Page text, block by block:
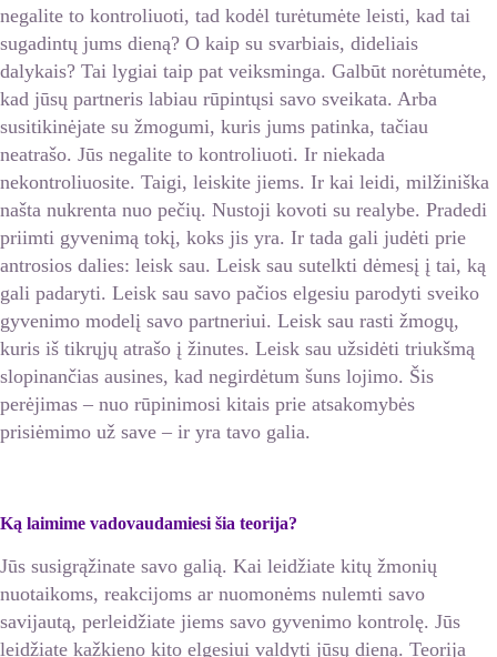
negalite to kontroliuoti, tad kodėl turėtumėte leisti, kad tai
sugadintų jums dieną? O kaip su svarbiais, dideliais
dalykais? Tai lygiai taip pat veiksminga. Galbūt norėtumėte,
kad jūsų partneris labiau rūpintųsi savo sveikata. Arba
susitikinėjate su žmogumi, kuris jums patinka, tačiau
neatrašo. Jūs negalite to kontroliuoti. Ir niekada
nekontroliuosite. Taigi, leiskite jiems. Ir kai leidi, milžiniška
našta nukrenta nuo pečių. Nustoji kovoti su realybe. Pradedi
priimti gyvenimą tokį, koks jis yra. Ir tada gali judėti prie
antrosios dalies: leisk sau. Leisk sau sutelkti dėmesį į tai, ką
gali padaryti. Leisk sau savo pačios elgesiu parodyti sveiko
gyvenimo modelį savo partneriui. Leisk sau rasti žmogų,
kuris iš tikrųjų atrašo į žinutes. Leisk sau užsidėti triukšmą
slopinančias ausines, kad negirdėtum šuns lojimo. Šis
perėjimas – nuo rūpinimosi kitais prie atsakomybės
prisiėmimo už save – ir yra tavo galia.
Ką laimime vadovaudamiesi šia teorija?
Jūs susigrąžinate savo galią. Kai leidžiate kitų žmonių
nuotaikoms, reakcijoms ar nuomonėms nulemti savo
savijautą, perleidžiate jiems savo gyvenimo kontrolę. Jūs
leidžiate kažkieno kito elgesiui valdyti jūsų dieną. Teorija